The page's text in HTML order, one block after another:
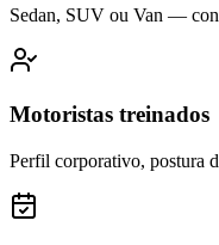
Sedan, SUV ou Van —
Motoristas treinados
Perfil corporativo, postura